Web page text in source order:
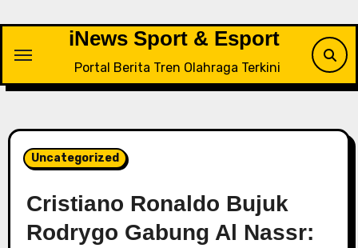
content
iNews Sport & Esport
Portal Berita Tren Olahraga Terkini
Uncategorized
Cristiano Ronaldo Bujuk
Rodrygo Gabung Al Nassr: